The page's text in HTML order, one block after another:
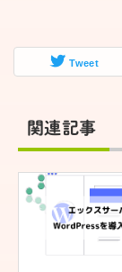
Tweet
関連記事